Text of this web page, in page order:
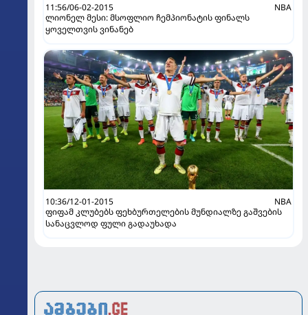
11:56/06-02-2015
NBA
ლიონელ მესი: მსოფლიო ჩემპიონატის ფინალს
ყოველთვის ვინანებ
10:36/12-01-2015
NBA
ფიფამ კლუბებს ფეხბურთელების მუნდიალზე გაშვების
სანაცვლოდ ფული გადაუხადა